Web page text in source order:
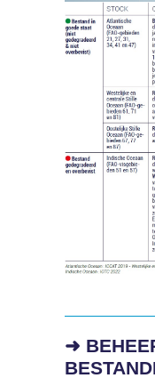
➜